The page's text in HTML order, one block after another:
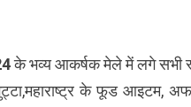
के भव्य आकर्षक मेले में लगे सभी
के फूड आइटम,